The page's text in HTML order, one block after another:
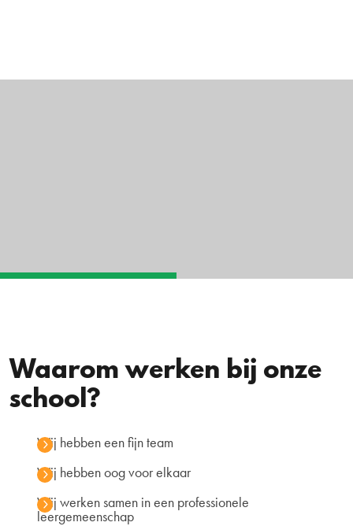
Waarom werken bij onze
school?
Wij hebben een fijn team
Wij hebben oog voor elkaar
Wij werken samen in een professionele
leergemeenschap